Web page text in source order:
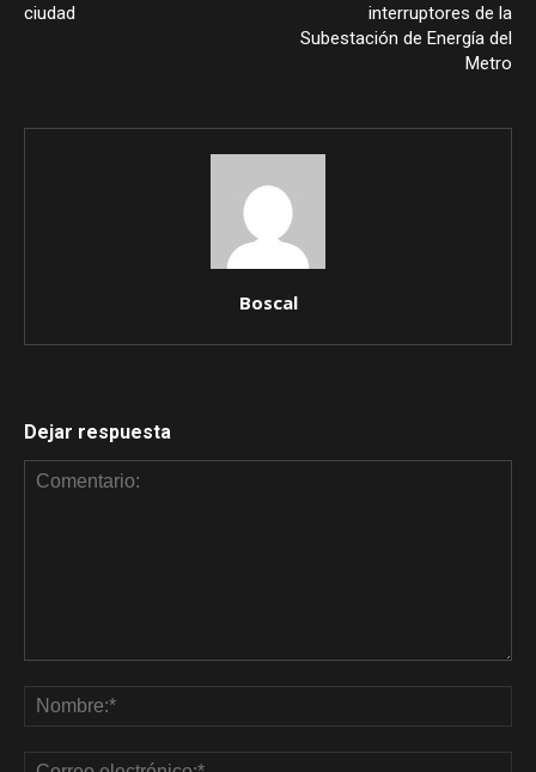
ciudad
interruptores de la
Subestación de Energía del
Metro
Boscal
Dejar respuesta